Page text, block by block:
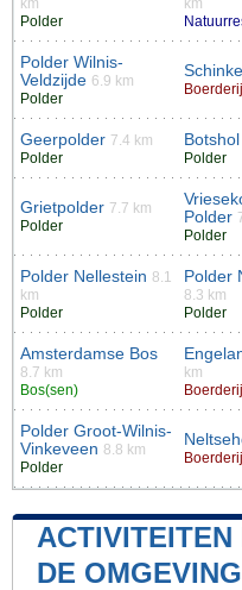
km
Polder
km
Polder Wilnis-
Veldzijde 6.9 km
Polder
Boerderij
Geerpolder 7.4 km
Polder
Botshol
Polder
Grietpolder 7.7 km
Polder
Polder
Polder
Polder Nellestein 8.1
km
Polder
Polder
8.3 km
Polder
Amsterdamse Bos
8.7 km
Bos(sen)
km
Boerderij
Polder Groot-Wilnis-
Vinkeveen 8.8 km
Polder
Boerderij
DE